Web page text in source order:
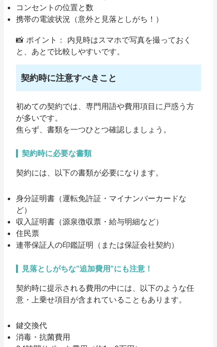
コンセントの位置と数
携帯の電波状況（意外と見落としがち！）
📸 ポイント：
内見時はスマホで写真を撮っておく
と、あとで比較しやすいです。
契約時に注意すべきこと
初めての契約では、専門用語や費用項目に戸惑う方
が多いです。
焦らず、書類を一つひとつ確認しましょう。
契約時に必要な書類
契約には、以下の書類が必要になります。
身分証明書（運転免許証・マイナンバーカードな
ど）
収入証明書（源泉徴収票・給与明細など）
住民票
連帯保証人の印鑑証明（または保証会社契約）
見落としがちな“追加費用”にも注意！
契約時に提示される費用の中には、以下のような任
意・上乗せ項目 が含まれていることもあります。
鍵交換代
消毒・抗菌費用